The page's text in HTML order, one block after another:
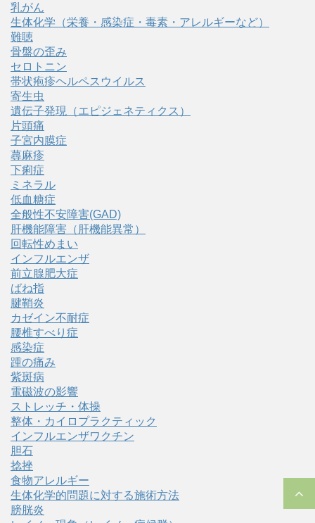
乳がん
生体化学（栄養・感染症・毒素・アレルギーなど）
難聴
骨盤の歪み
セロトニン
帯状疱疹ヘルペスウイルス
寄生虫
遺伝子発現（エピジェネティクス）
片頭痛
子宮内膜症
蕁麻疹
下痢症
ミネラル
低血糖症
全般性不安障害(GAD)
肝機能障害（肝機能異常）
回転性めまい
インフルエンザ
前立腺肥大症
ばね指
腱鞘炎
カゼイン不耐症
腰椎すべり症
感染症
踵の痛み
紫斑病
電磁波の影響
ストレッチ・体操
整体・カイロプラクティック
インフルエンザワクチン
胆石
捻挫
食物アレルギー
生体化学的問題に対する施術方法
膀胱炎